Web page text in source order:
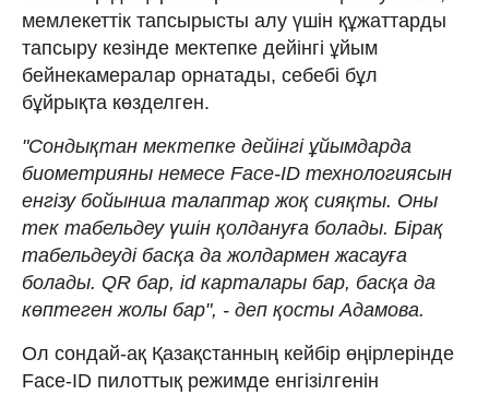
мемлекеттік тапсырысты алу үшін құжаттарды
тапсыру кезінде мектепке дейінгі ұйым
бейнекамералар орнатады, себебі бұл
бұйрықта көзделген.
"Сондықтан мектепке дейінгі ұйымдарда
биометрияны немесе Face-ID технологиясын
енгізу бойынша талаптар жоқ сияқты. Оны
тек табельдеу үшін қолдануға болады. Бірақ
табельдеуді басқа да жолдармен жасауға
болады. QR бар, id карталары бар, басқа да
көптеген жолы бар", - деп қосты Адамова.
Ол сондай-ақ Қазақстанның кейбір өңірлерінде
Face-ID пилоттық режимде енгізілгенін